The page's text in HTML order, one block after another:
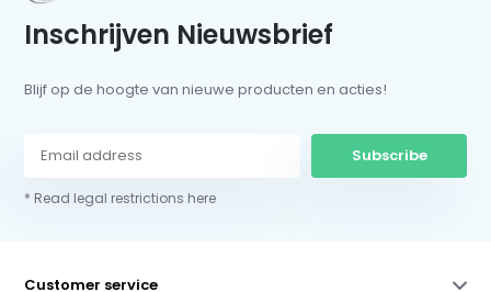
Inschrijven Nieuwsbrief
Blijf op de hoogte van nieuwe producten en acties!
Subscribe
* Read legal restrictions here
Customer service